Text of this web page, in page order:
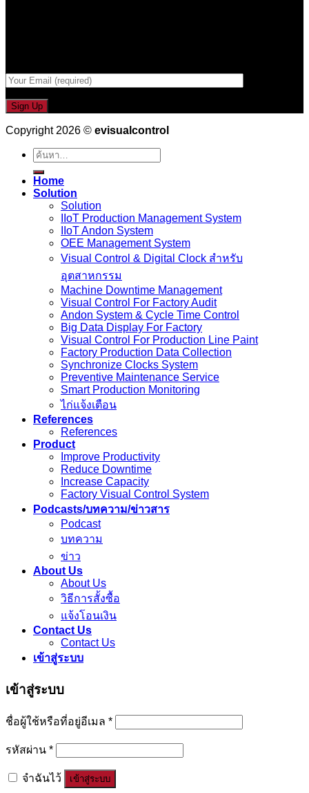
Copyright 2026 © evisualcontrol
ค้นหา:
Home
Solution
Solution
IIoT Production Management System
IIoT Andon System
OEE Management System
Visual Control & Digital Clock สำหรับ
อุตสาหกรรม
Machine Downtime Management
Visual Control For Factory Audit
Andon System & Cycle Time Control
Big Data Display For Factory
Visual Control For Production Line Paint
Factory Production Data Collection
Synchronize Clocks System
Preventive Maintenance Service
Smart Production Monitoring
ไก่แจ้งเตือน
References
References
Product
Improve Productivity
Reduce Downtime
Increase Capacity
Factory Visual Control System
Podcasts/บทความ/ข่าวสาร
Podcast
บทความ
ข่าว
About Us
About Us
วิธีการสั้งซื้อ
แจ้งโอนเงิน
Contact Us
Contact Us
เข้าสู่ระบบ
เข้าสู่ระบบ
ชื่อผู้ใช้หรือที่อยู่อีเมล *
รหัสผ่าน *
จำฉันไว้ เข้าสู่ระบบ